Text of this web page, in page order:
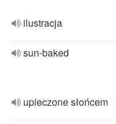
ilustracja
sun-baked
upieczone słońcem